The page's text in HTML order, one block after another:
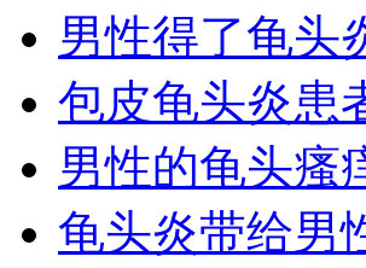
男性得了龟头
包皮龟头炎患
男性的龟头瘙
龟头炎带给男